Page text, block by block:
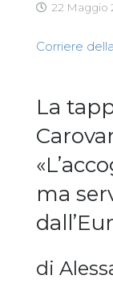
22 Maggio
Corriere
La
ma
di